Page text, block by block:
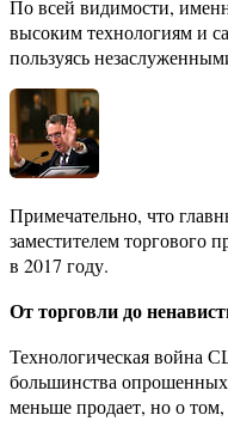
По всей видимости,
высоким технологиям и
пользуясь
Примечательно, что
заместителем торгового
в 2017 году.
От торговли до
Технологическая война
большинства опрошенных
меньше продает, но о том,